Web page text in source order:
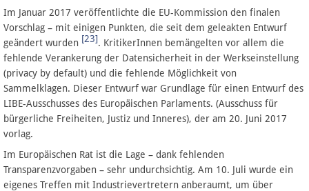
Im Januar 2017 veröffentlichte die EU-Kommission den finalen
Vorschlag – mit einigen Punkten, die seit dem geleakten Entwurf
geändert wurden [23]. KritikerInnen bemängelten vor allem die
fehlende Verankerung der Datensicherheit in der Werkseinstellung
(privacy by default) und die fehlende Möglichkeit von
Sammelklagen. Dieser Entwurf war Grundlage für einen Entwurf des
LIBE-Ausschusses des Europäischen Parlaments. (Ausschuss für
bürgerliche Freiheiten, Justiz und Inneres), der am 20. Juni 2017
vorlag.
Im Europäischen Rat ist die Lage – dank fehlenden
Transparenzvorgaben – sehr undurchsichtig. Am 10. Juli wurde ein
eigenes Treffen mit Industrievertretern anberaumt, um über